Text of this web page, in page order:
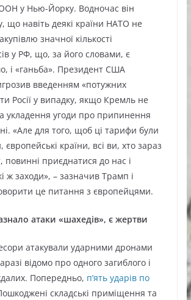
у Нью-Йорку. Водночас він
що навіть деякі країни НАТО не
значної кількості
у РФ, що, за його словами, є
і «ганьба». Президент США
введенням «потужних
Росії у випадку, якщо Кремль не
укладення угоди про припинення
«Але для того, щоб ці тарифи були
країни, всі ви, хто зараз
повинні приєднатися до нас і
ж заходи», – зазначив Трамп і
це питання з європейцями.
атаки «шахедів», є жертви
атакували ударними дронами
відомо про одного загиблого і
Попередньо, пʼять ударів по
складські приміщення та